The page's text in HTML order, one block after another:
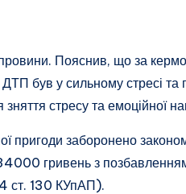
провини. Пояснив, що за
ДТП був у сильному стресі та
стресу та емоційної
пригоди заборонено
34000 гривень з
ст. 130 КУпАП).